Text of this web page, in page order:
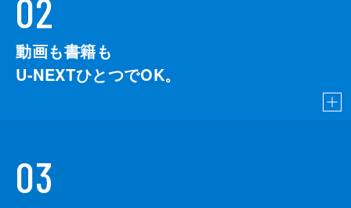
02
動画も書籍も
U-NEXTひとつでOK。
03